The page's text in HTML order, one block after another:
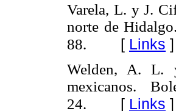
Varela, L. y J.
norte de
88. [ Links ]
Welden, A. L.
mexicanos.
24. [ Links ]